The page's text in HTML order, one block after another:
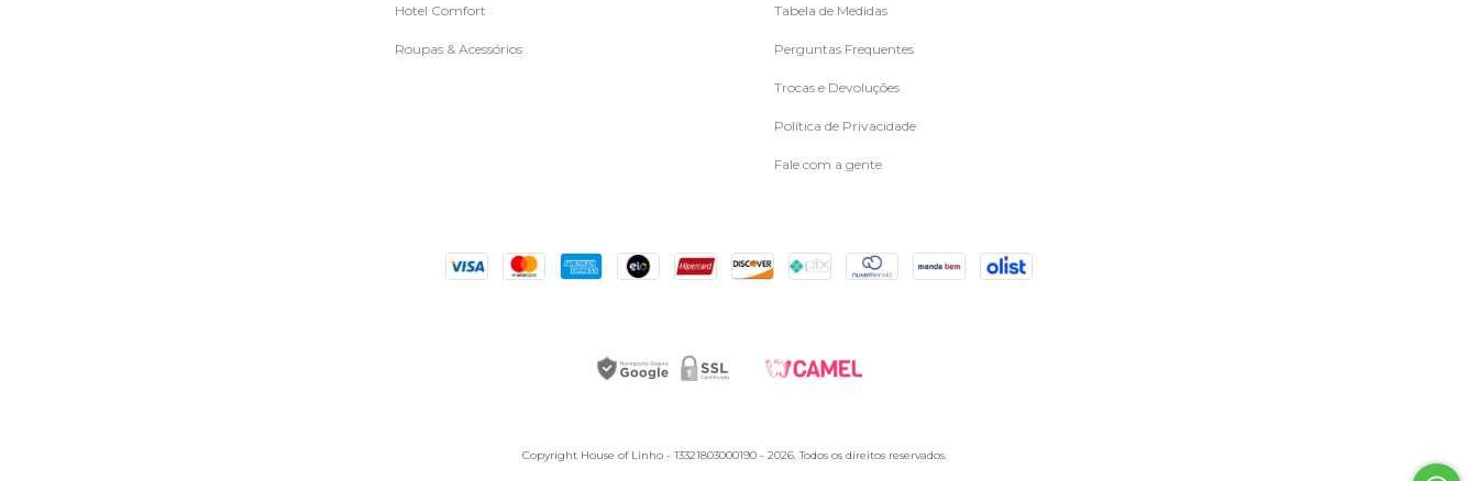
Hotel Comfort
Roupas & Acessórios
Tabela de Medidas
Perguntas Frequentes
Trocas e Devoluções
Política de Privacidade
Fale com a gente
Copyright House of Linho - 13321803000190 - 2026. Todos os direitos reservados.